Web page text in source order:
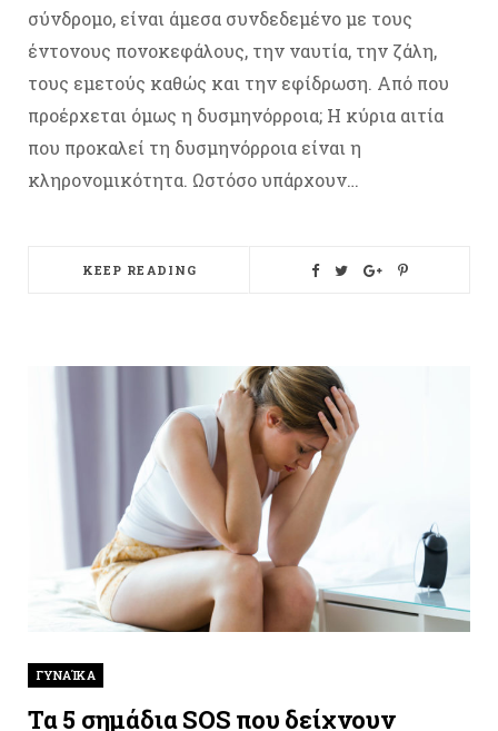
σύνδρομο, είναι άμεσα συνδεδεμένο με τους
έντονους πονοκεφάλους, την ναυτία, την ζάλη,
τους εμετούς καθώς και την εφίδρωση. Από που
προέρχεται όμως η δυσμηνόρροια; Η κύρια αιτία
που προκαλεί τη δυσμηνόρροια είναι η
κληρονομικότητα. Ωστόσο υπάρχουν…
KEEP READING
ΓΥΝΑΊΚΑ
Τα 5 σημάδια SOS που δείχνουν